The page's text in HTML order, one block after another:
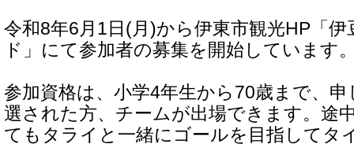
令和8年6月1日(月)から伊東市観光HP「
ド」にて参加者の募集を開始しています
参加資格は、小学4年生から70歳まで、
選された方、チームが出場できます。途
てもタライと一緒にゴールを目指してタ